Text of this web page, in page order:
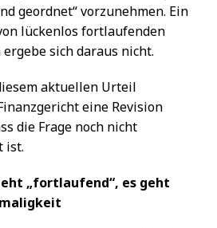
geordnet“ vorzunehmen. Ein
lückenlos fortlaufenden
sich daraus nicht.
aktuellen Urteil
eine Revision
die Frage noch nicht
ist.
„fortlaufend“, es geht